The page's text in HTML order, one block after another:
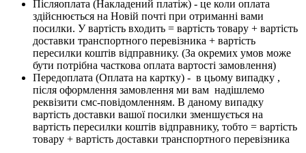
Піcляоплата (Накладений платіж) - це коли оплата
здійснюється на Новій почті при отриманні вами
посилки. У вартість входить = вартість товару + вартість
доставки транспортного перевізника + вартість
пересилки коштів відправнику. (За окремих умов може
бути потрібна часткова оплата вартості замовлення)
Передоплата (Оплата на картку) - в цьому випадку ,
після оформлення замовлення ми вам надішлемо
реквізити смс-повідомленням. В даному випадку
вартість доставки вашої посилки зменшується на
вартість пересилки коштів відправнику, тобто = вартість
товару + вартість доставки транспортного перевізника